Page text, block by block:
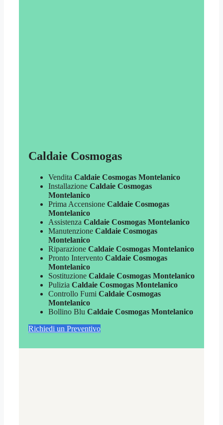
Caldaie Cosmogas
Vendita Caldaie Cosmogas Montelanico
Installazione Caldaie Cosmogas
Montelanico
Prima Accensione Caldaie Cosmogas
Montelanico
Assistenza Caldaie Cosmogas Montelanico
Manutenzione Caldaie Cosmogas
Montelanico
Riparazione Caldaie Cosmogas Montelanico
Pronto Intervento Caldaie Cosmogas
Montelanico
Sostituzione Caldaie Cosmogas Montelanico
Pulizia Caldaie Cosmogas Montelanico
Controllo Fumi Caldaie Cosmogas
Montelanico
Bollino Blu Caldaie Cosmogas Montelanico
Richiedi un Preventivo